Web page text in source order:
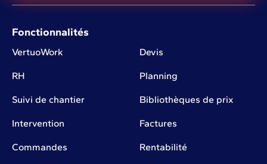
Fonctionnalités
VertuoWork Devis
RH Planning
Suivi de chantier Bibliothèques de prix
Intervention Factures
Commandes Rentabilité